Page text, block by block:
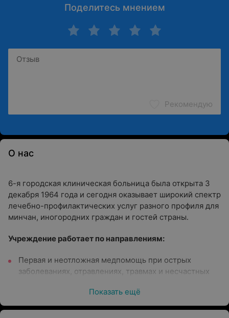
Поделитесь мнением
Рекомендую
О нас
6-я городская клиническая больница была открыта 3
декабря 1964 года и сегодня оказывает широкий спектр
лечебно-профилактических услуг разного профиля для
минчан, иногородних граждан и гостей страны.
Учреждение работает по направлениям:
Первая и неотложная медпомощь при острых
заболеваниях, отравлениях, травмах и несчастных
учреждения есть лаборатория);
Показать ещё